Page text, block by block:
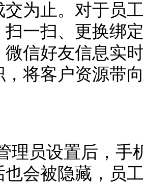
交为止。对于员
扫一扫、更换绑
微信好友信息实
，将客户资源带
理员设置后，手
也会被隐藏，员